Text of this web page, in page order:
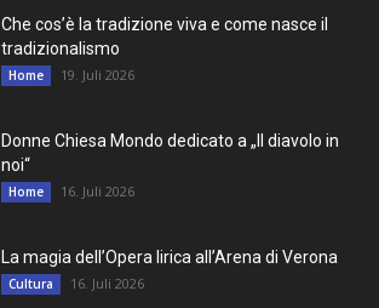
Che cos’è la tradizione viva e come nasce il
tradizionalismo
Home 19. Juli 2026
Donne Chiesa Mondo dedicato a „Il diavolo in
noi“
Home 16. Juli 2026
La magia dell’Opera lirica all’Arena di Verona
Cultura 16. Juli 2026